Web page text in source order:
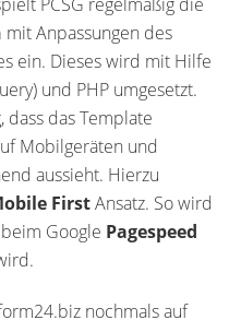
mit Anpassungen des
ein. Dieses wird mit Hilfe
und PHP umgesetzt.
das Template
Mobilgeräten und
aussieht. Hierzu
FirstAnsatz. So wird
Google Pagespeed
nochmals auf